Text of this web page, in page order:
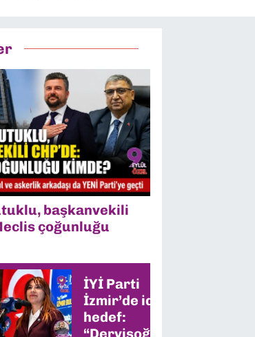
başkanvekili
çoğunluğu
İYİ Parti
İzmir’de iddialı
hedef:
“Dervişoğlu’nun